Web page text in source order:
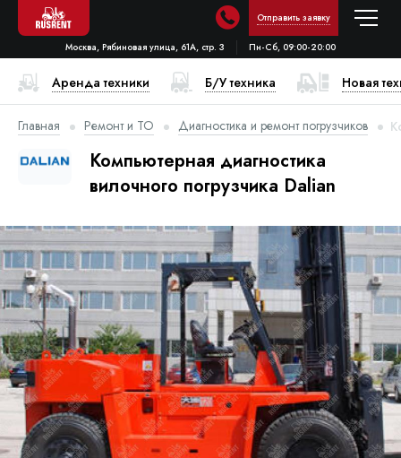
Отправить заявку
Москва, Рябиновая улица, 61А, стр. 3 Пн-Сб, 09:00-20:00
Аренда техники Б/У техника Новая
Главная Ремонт и ТО Диагностика и ремонт погрузчиков
Компьютерная диагностика
вилочного погрузчика Dalian